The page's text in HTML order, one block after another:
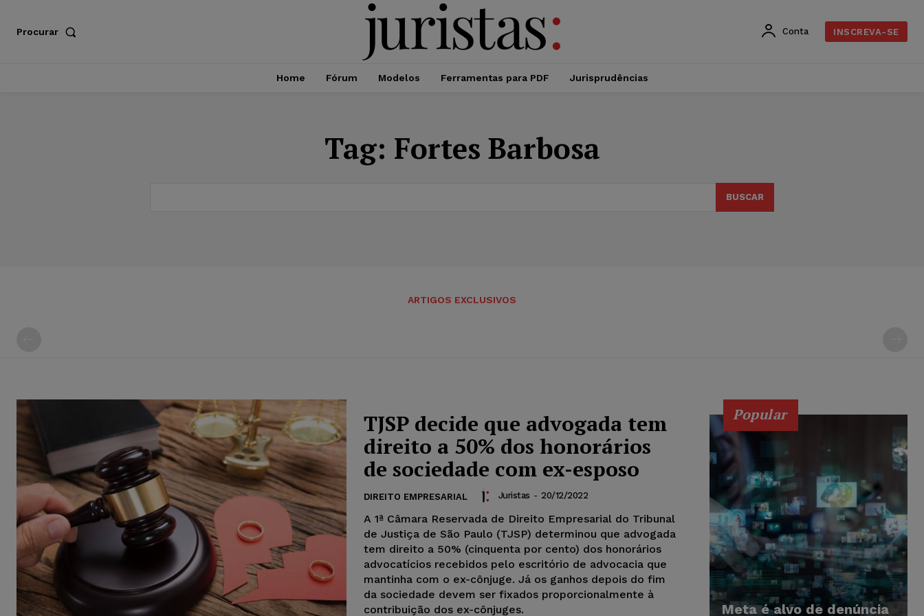
Procurar Conta INSCREVA-SE
Home Fórum Modelos Ferramentas para PDF Jurisprudências
Tag: Fortes Barbosa
BUSCAR
ARTIGOS EXCLUSIVOS
TJSP decide que advogada tem
direito a 50% dos honorários
de sociedade com ex-esposo
DIREITO EMPRESARIAL Juristas - 20/12/2022
A 1ª Câmara Reservada de Direito Empresarial do Tribunal
de Justiça de São Paulo (TJSP) determinou que advogada
tem direito a 50% (cinquenta por cento) dos honorários
advocatícios recebidos pelo escritório de advocacia que
mantinha com o ex-cônjuge. Já os ganhos depois do fim
da sociedade devem ser fixados proporcionalmente à
contribuição dos ex-cônjuges.
Popular
Meta é alvo de denúncia